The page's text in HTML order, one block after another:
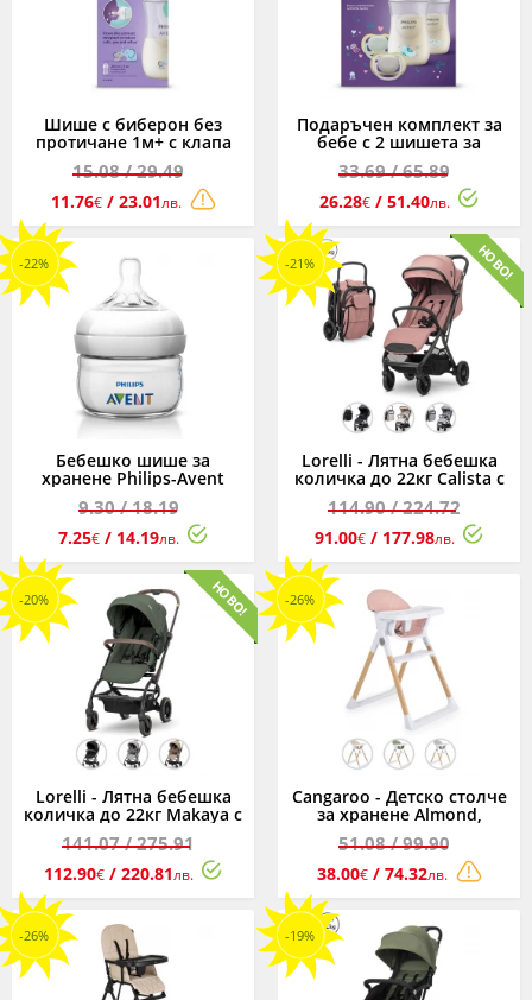
Шише с биберон без
протичане 1м+ с клапа
AirFree Philips-Avent
Natural Response 3.0,
260мл, слон
15.08/ 29.49
11.76€/ 23.01лв.
Подаръчен комплект за
бебе с 2 шишета за
хранене х 260 мл с
биберони без протичане
поток 3 и 2 залъгалки
Ultra Air, 1м+ Philips-Avent
Natural Response 3.0
33.69/ 65.89
26.28€ / 51.40лв.
-22%
Бебешко шише за
хранене Philips-Avent
Natural 60 ml
9.30/ 18.19
7.25€ / 14.19лв.
-21%
Lorelli - Лятна бебешка
количка до 22кг Calista с
автосгъване, асортимент
114.90/ 224.72
91.00€ / 177.98лв.
-20%
Lorelli - Лятна бебешка
количка до 22кг Makaya с
ротация 360°, асортимент
141.07/ 275.91
112.90€ / 220.81лв.
-26%
Cangaroo - Детско столче
за хранене Almond,
асортимент
51.08/ 99.90
38.00€/ 74.32лв.
-26% -19%